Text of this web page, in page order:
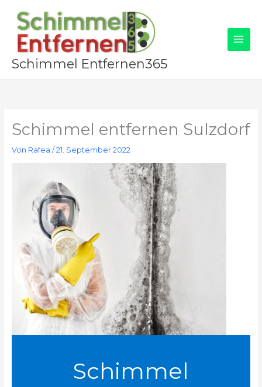
Inhalt
springen
Schimmel Entfernen365
Schimmel entfernen Sulzdorf
Von Rafea /21. September 2022
Schimmel